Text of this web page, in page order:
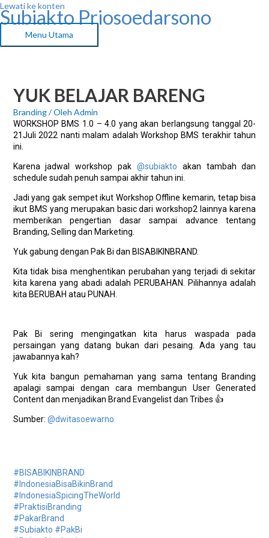
Lewati ke konten
Subiakto Priosoedarsono
Menu Utama
YUK BELAJAR BARENG
Branding/ Oleh Admin
WORKSHOP BMS 1.0 – 4.0 yang akan berlangsung tanggal 20-
21Juli 2022 nanti malam adalah Workshop BMS terakhir tahun
ini.
Karena jadwal workshop pak @subiakto akan tambah dan
schedule sudah penuh sampai akhir tahun ini.
Jadi yang gak sempet ikut Workshop Offline kemarin, tetap bisa
ikut BMS yang merupakan basic dari workshop2 lainnya karena
memberikan pengertian dasar sampai advance tentang
Branding, Selling dan Marketing.
Yuk gabung dengan Pak Bi dan BISABIKINBRAND.
Kita tidak bisa menghentikan perubahan yang terjadi di sekitar
kita karena yang abadi adalah PERUBAHAN. Pilihannya adalah
kita BERUBAH atau PUNAH.
Pak Bi sering mengingatkan kita harus waspada pada
persaingan yang datang bukan dari pesaing. Ada yang tau
jawabannya kah?
Yuk kita bangun pemahaman yang sama tentang Branding
apalagi sampai dengan cara membangun User Generated
Content dan menjadikan Brand Evangelist dan Tribes 👍
Sumber: @dwitasoewarno
#BISABIKINBRAND
#IndonesiaBisaBikinBrand
#IndonesiaSpicingTheWorld
#PraktisiBranding
#PakarBrand
#Subiakto #PakBi